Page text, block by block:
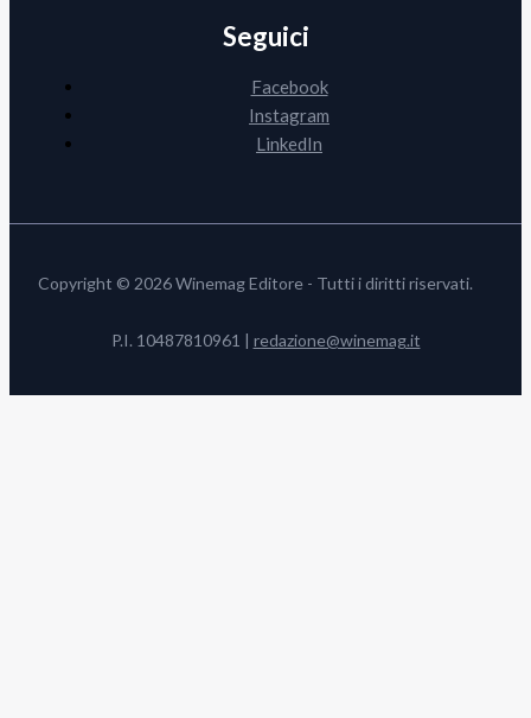
Seguici
Facebook
Instagram
LinkedIn
Copyright © 2026 Winemag Editore - Tutti i diritti riservati.
P.I. 10487810961 | redazione@winemag.it